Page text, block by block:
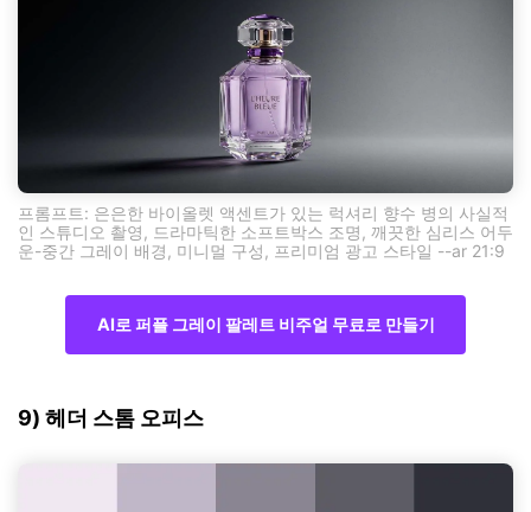
프롬프트: 은은한 바이올렛 액센트가 있는 럭셔리 향수 병의 사실적
인 스튜디오 촬영, 드라마틱한 소프트박스 조명, 깨끗한 심리스 어두
운-중간 그레이 배경, 미니멀 구성, 프리미엄 광고 스타일 --ar 21:9
AI로 퍼플 그레이 팔레트 비주얼 무료로 만들기
9) 헤더 스톰 오피스